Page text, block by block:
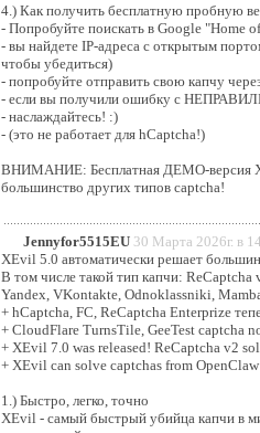
4.) Как получить бесплатную пробную
- Попробуйте поискать в Google "Home
- вы найдете IP-адреса с открытым
чтобы убедиться)
- попробуйте отправить свою капчу
- если вы получили ошибку с
- наслаждайтесь! :)
- (это не работает для hCaptcha!)
ВНИМАНИЕ: Бесплатная ДЕМО-версия
большинство других типов captcha!
Jennyfor5515EU 30 Марта 2026г. в
XEvil 5.0 автоматически решает
В том числе такой тип капчи:
Yandex, VKontakte, Odnoklassniki,
+ hCaptcha, FC, ReCaptcha Enterprize
+ CloudFlare TurnsTile, GeeTest captcha
+ XEvil 7.0 was released! ReCaptcha v2
+ XEvil can solve captchas from
1.) Быстро, легко, точно
XEvil - самый быстрый убийца капчи в